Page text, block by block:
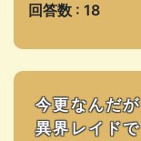
回答数 : 18
今更なんだが
異界レイドで